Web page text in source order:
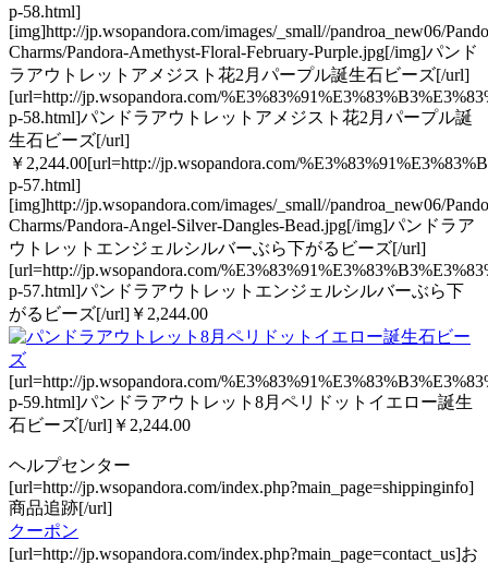
p-58.html]
[img]http://jp.wsopandora.com/images/_small//pandroa_new06/
Charms/Pandora-Amethyst-Floral-February-Purple.jpg[/img]パンド
ラアウトレットアメジスト花2月パープル誕生石ビーズ[/url]
[url=http://jp.wsopandora.com/
p-58.html]パンドラアウトレットアメジスト花2月パープル誕
生石ビーズ[/url]
￥2,244.00[url=http://jp.wsopandora.com/
p-57.html]
[img]http://jp.wsopandora.com/images/_small//pandroa_new06/
Charms/Pandora-Angel-Silver-Dangles-Bead.jpg[/img]パンドラア
ウトレットエンジェルシルバーぶら下がるビーズ[/url]
[url=http://jp.wsopandora.com/
p-57.html]パンドラアウトレットエンジェルシルバーぶら下
がるビーズ[/url]￥2,244.00
[url=http://jp.wsopandora.com/
p-59.html]パンドラアウトレット8月ペリドットイエロー誕生
石ビーズ[/url]￥2,244.00
ヘルプセンター
[url=http://jp.wsopandora.com/index.php?main_page=shippinginfo]
商品追跡[/url]
クーポン
[url=http://jp.wsopandora.com/index.php?main_page=contact_us]お